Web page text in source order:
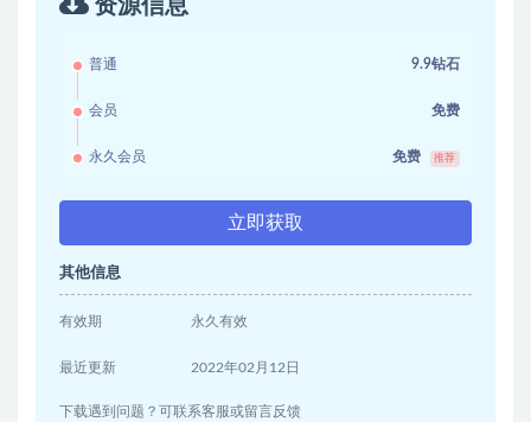
资源信息
普通 9.9钻石
会员 免费
永久会员 免费 推荐
立即获取
其他信息
有效期 永久有效
最近更新 2022年02月12日
下载遇到问题？可联系客服或留言反馈